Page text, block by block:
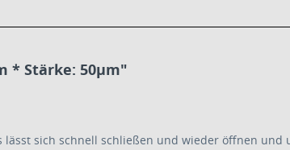
* Stärke: 50µm"
lässt sich schnell schließen und wieder öffnen